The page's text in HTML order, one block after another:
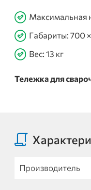
Максимальная
Габариты: 700
Вес: 13 кг
Тележка для
Производитель